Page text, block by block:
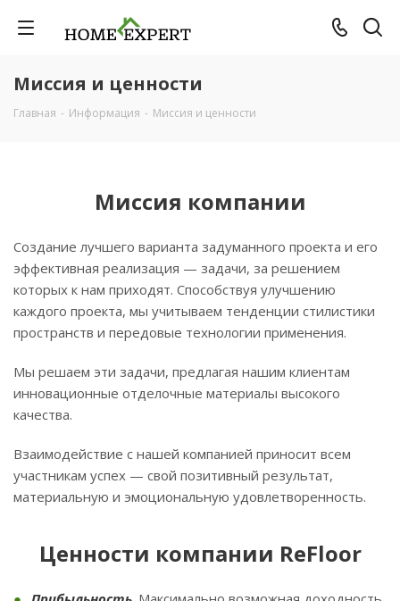
Миссия и ценности
Главная - Информация - Миссия и ценности
Миссия компании
Создание лучшего варианта задуманного проекта и его
эффективная реализация — задачи, за решением
которых к нам приходят. Способствуя улучшению
каждого проекта, мы учитываем тенденции стилистики
пространств и передовые технологии применения.
Мы решаем эти задачи, предлагая нашим клиентам
инновационные отделочные материалы высокого
качества.
Взаимодействие с нашей компанией приносит всем
участникам успех — свой позитивный результат,
материальную и эмоциональную удовлетворенность.
Ценности компании ReFloor